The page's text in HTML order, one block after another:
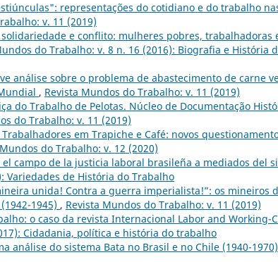
representações do cotidiano e do trabalho
v. 11 (2019)
e conflito: mulheres pobres, trabalhadoras
do Trabalho: v. 8 n. 16 (2016): Biografia e História
análise sobre o problema de abastecimento de carne
, Revista Mundos do Trabalho: v. 11 (2019)
do Trabalho de Pelotas. Núcleo de Documentação
do Trabalho: v. 11 (2019)
em Trapiche e Café: novos
do Trabalho: v. 12 (2020)
campo de la justicia laboral brasileña a mediados del
Variedades de História do Trabalho
unida! Contra a guerra imperialista!”: os mineiros
1945) , Revista Mundos do Trabalho: v. 11 (2019)
o caso da revista Internacional Labor and Working-
Cidadania, política e história do trabalho
análise do sistema Bata no Brasil e no Chile (1940-1970)